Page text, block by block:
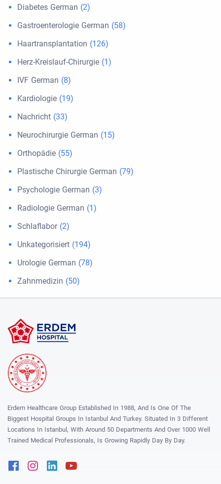
Diabetes German (2)
Gastroenterologie German (58)
Haartransplantation (126)
Herz-Kreislauf-Chirurgie (1)
IVF German (8)
Kardiologie (19)
Nachricht (33)
Neurochirurgie German (15)
Orthopädie (55)
Plastische Chirurgie German (79)
Psychologie German (3)
Radiologie German (1)
Schlaflabor(2)
Unkategorisiert (194)
Urologie German (78)
Zahnmedizin (50)
Erdem Healthcare Group Established In 1988, And Is One Of The
Biggest Hospital Groups In Istanbul And Turkey. Situated In 3 Different
Locations In Istanbul, With Around 50 Departments And Over 1000 Well
Trained Medical Professionals, Is Growing Rapidly Day By Day.
FacebookInstagram
Linkedin